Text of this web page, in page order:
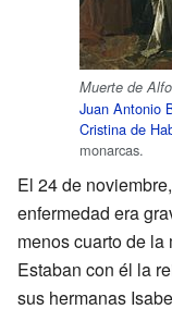
Muerte de
Juan Antonio
Cristina de
monarcas.
El 24 de
enfermedad era
menos cuarto de
Estaban con él la
sus hermanas